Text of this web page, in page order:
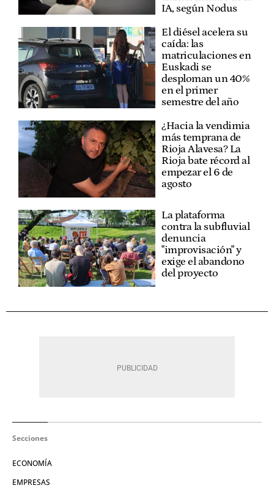
IA, según Nodus
El diésel acelera su
caída: las
matriculaciones en
Euskadi se
desploman un 40%
en el primer
semestre del año
¿Hacia la vendimia
más temprana de
Rioja Alavesa? La
Rioja bate récord al
empezar el 6 de
agosto
La plataforma
contra la subfluvial
denuncia
"improvisación" y
exige el abandono
del proyecto
Secciones
ECONOMÍA
EMPRESAS